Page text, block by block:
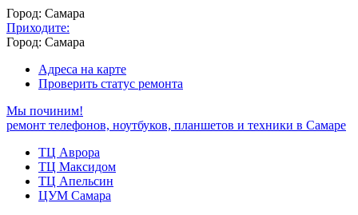
Город: Самара
Приходите:
Город: Самара
Адреса на карте
Проверить статус ремонта
Мы починим!
ремонт телефонов, ноутбуков, планшетов и техники в Самаре
ТЦ Аврора
ТЦ Максидом
ТЦ Апельсин
ЦУМ Самара